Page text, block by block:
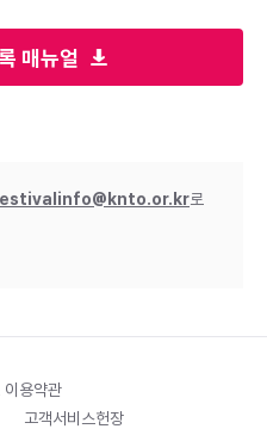
매뉴얼
로
이용약관
고객서비스헌장